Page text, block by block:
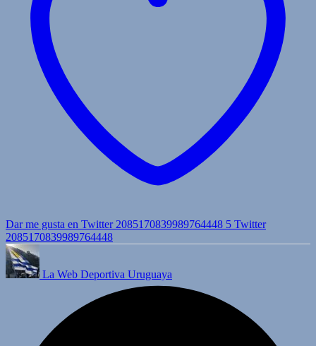
Dar me gusta en Twitter 2085170839989764448 5 Twitter
2085170839989764448
La Web Deportiva Uruguaya